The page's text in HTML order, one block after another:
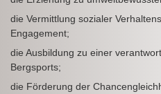
die Vermittlung sozialer
Engagement;
die Ausbildung zu einer
Bergsports;
die Förderung der